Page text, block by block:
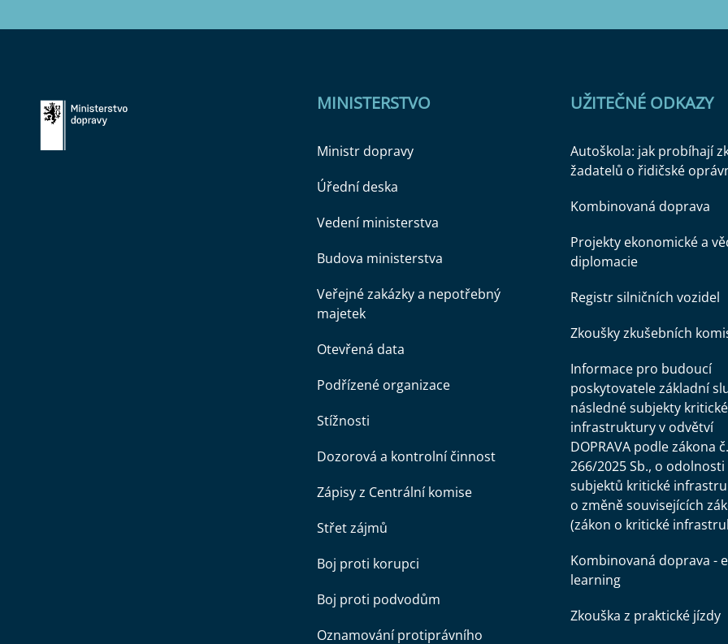
MINISTERSTVO
Ministr dopravy
Úřední deska
Vedení ministerstva
Budova ministerstva
Veřejné zakázky a nepotřebný
majetek
Otevřená data
Podřízené organizace
Stížnosti
Dozorová a kontrolní činnost
Zápisy z Centrální komise
Střet zájmů
Boj proti korupci
Boj proti podvodům
Oznamování protiprávního
UŽITEČNÉ ODKAZY
Autoškola: jak probíhají
žadatelů o řidičské
Kombinovaná doprava
Projekty ekonomické a
diplomacie
Registr silničních vozidel
Zkoušky zkušebních
Informace pro budoucí
poskytovatele základní
následné subjekty kritické
infrastruktury v odvětví
DOPRAVA podle zákona č.
266/2025 Sb., o odolnosti
subjektů kritické
o změně souvisejících
(zákon o kritické
Kombinovaná doprava -
learning
Zkouška z praktické jízdy